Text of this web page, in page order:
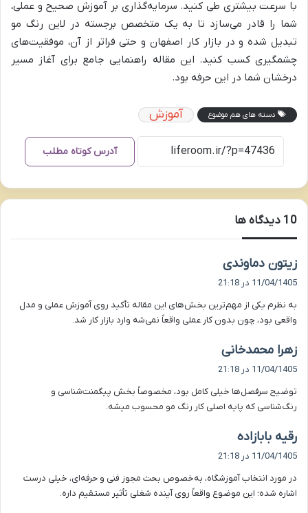
با سرعت بیشتری طی کنید. سرمایه‌گذاری بر آموزش صحیح و عملی،
شما را قادر می‌سازد تا به یک متخصص برجسته در لاین رنگ مو
تبدیل شده و در بازار کار اصفهان و حتی فراتر از آن، موفقیت‌های
چشمگیری کسب کنید. این مقاله راهنمایی جامع برای آغاز مسیر
درخشان شما در این حرفه بود.
دسته های هم موضوع آموزش
آدرس کوتاه مطلب
‫10 دیدگاه ها
زیتون دماوندی
ف
:
11/04/1405 در 21:18
به نظرم یکی از مهم‌ترین بخش‌های این مقاله تأکید روی آموزش عملی و مدل
واقعی بود، چون بدون کار عملی واقعاً نمی‌شه وارد بازار کار شد.
زهرا محمدخانی
ف
:
11/04/1405 در 21:18
توضیح سرفصل‌ها خیلی کامل بود، مخصوصاً بخش پیگمنت‌شناسی و
رنگ‌شناسی که پایه اصلی کار رنگ مو محسوب میشه.
رقیه بابازاده
ف
:
11/04/1405 در 21:18
در مورد انتخاب آموزشگاه، به‌خصوص بحث مجوز فنی و حرفه‌ای، خیلی درست
اشاره شده؛ این موضوع واقعاً روی آینده شغلی تأثیر مستقیم داره.